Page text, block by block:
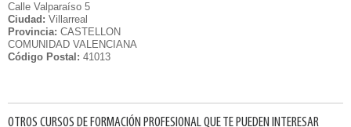
Calle Valparaíso 5
Ciudad: Villarreal
Provincia: CASTELLON
COMUNIDAD VALENCIANA
Código Postal: 41013
OTROS CURSOS DE FORMACIÓN PROFESIONAL QUE TE PUEDEN INTERESAR